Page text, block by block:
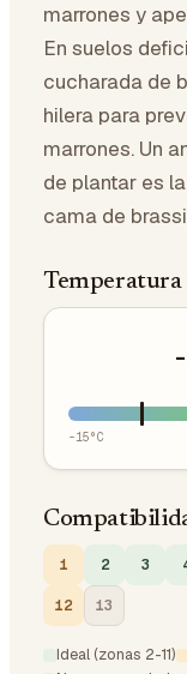
marrones y
En suelos
cucharada de
hilera para
marrones. Un
de plantar es
cama de
Temperatura
-15°C
1 2 3
12 13
Ideal (zonas 2-11)